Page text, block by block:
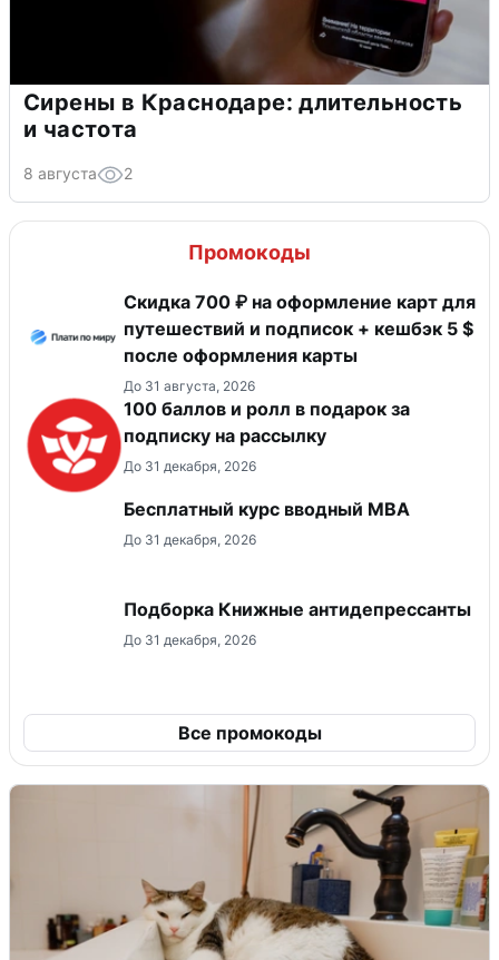
Сирены в Краснодаре: длительность
и частота
8 августа 2
Промокоды
Скидка 700 ₽ на оформление карт для
путешествий и подписок + кешбэк 5 $
после оформления карты
До 31 августа, 2026
100 баллов и ролл в подарок за
подписку на рассылку
До 31 декабря, 2026
Бесплатный курс вводный МВА
До 31 декабря, 2026
Подборка Книжные антидепрессанты
До 31 декабря, 2026
Все промокоды